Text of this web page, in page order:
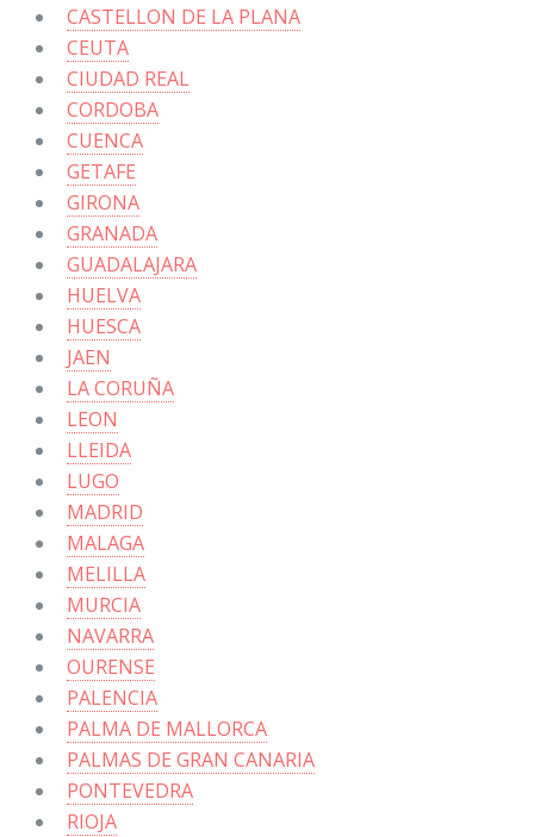
CASTELLON DE LA PLANA
CEUTA
CIUDAD REAL
CORDOBA
CUENCA
GETAFE
GIRONA
GRANADA
GUADALAJARA
HUELVA
HUESCA
JAEN
LA CORUÑA
LEON
LLEIDA
LUGO
MADRID
MALAGA
MELILLA
MURCIA
NAVARRA
OURENSE
PALENCIA
PALMA DE MALLORCA
PALMAS DE GRAN CANARIA
PONTEVEDRA
RIOJA